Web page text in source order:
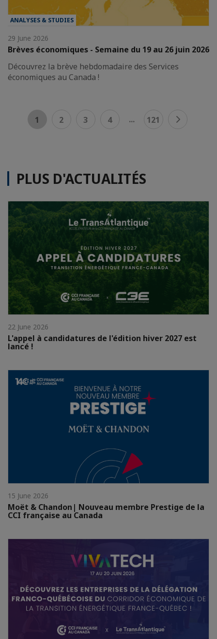
ANALYSES & STUDIES
29 June 2026
Brèves économiques - Semaine du 19 au 26 juin 2026
Découvrez la brève hebdomadaire des Services
économiques au Canada !
1 2 3 4 ... 121
PLUS D'ACTUALITÉS
22 June 2026
L'appel à candidatures de l'édition hiver 2027 est
lancé !
15 June 2026
Moët & Chandon| Nouveau membre Prestige de la
CCI française au Canada